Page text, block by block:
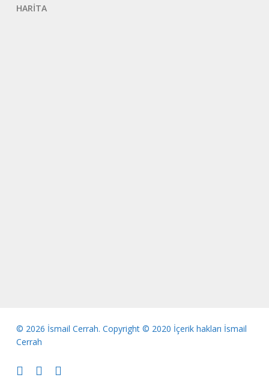
HARİTA
© 2026 İsmail Cerrah. Copyright © 2020 İçerik hakları İsmail
Cerrah
whatsappphoneemail